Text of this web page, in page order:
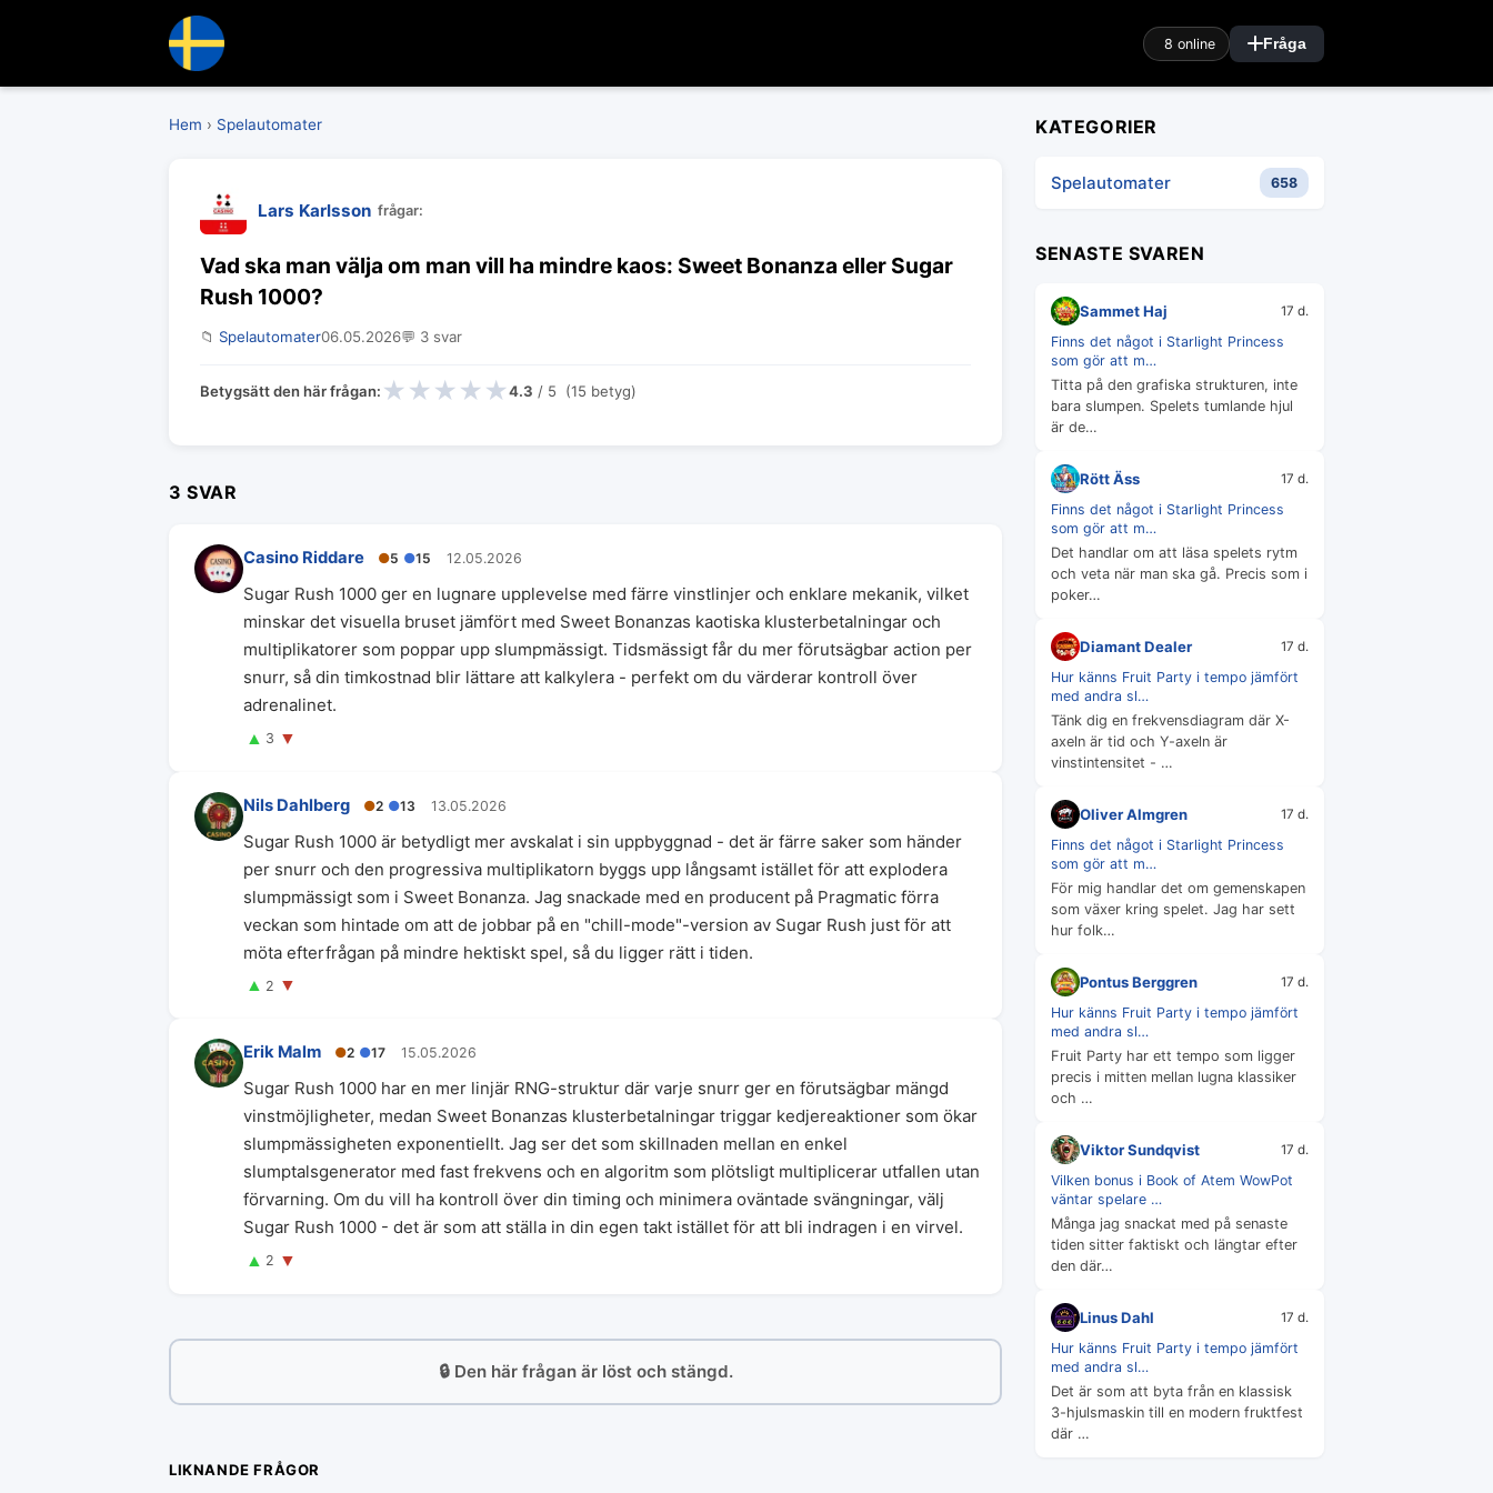
8 online Fråga
Hem › Spelautomater
Lars Karlsson frågar:
Vad ska man välja om man vill ha mindre kaos: Sweet Bonanza eller Sugar
Rush 1000?
📁 Spelautomater06.05.2026💬 3 svar
Betygsätt den här frågan: ★ ★ ★ ★ ★4.3 / 5 (15 betyg)
3 SVAR
Casino Riddare ●5 ●15 12.05.2026
Sugar Rush 1000 ger en lugnare upplevelse med färre vinstlinjer och enklare mekanik, vilket
minskar det visuella bruset jämfört med Sweet Bonanzas kaotiska klusterbetalningar och
multiplikatorer som poppar upp slumpmässigt. Tidsmässigt får du mer förutsägbar action per
snurr, så din timkostnad blir lättare att kalkylera - perfekt om du värderar kontroll över
adrenalinet.
▲ 3 ▼
Nils Dahlberg ●2 ●13 13.05.2026
Sugar Rush 1000 är betydligt mer avskalat i sin uppbyggnad - det är färre saker som händer
per snurr och den progressiva multiplikatorn byggs upp långsamt istället för att explodera
slumpmässigt som i Sweet Bonanza. Jag snackade med en producent på Pragmatic förra
veckan som hintade om att de jobbar på en "chill-mode"-version av Sugar Rush just för att
möta efterfrågan på mindre hektiskt spel, så du ligger rätt i tiden.
▲ 2 ▼
Erik Malm ●2 ●17 15.05.2026
Sugar Rush 1000 har en mer linjär RNG-struktur där varje snurr ger en förutsägbar mängd
vinstmöjligheter, medan Sweet Bonanzas klusterbetalningar triggar kedjereaktioner som ökar
slumpmässigheten exponentiellt. Jag ser det som skillnaden mellan en enkel
slumptalsgenerator med fast frekvens och en algoritm som plötsligt multiplicerar utfallen utan
förvarning. Om du vill ha kontroll över din timing och minimera oväntade svängningar, välj
Sugar Rush 1000 - det är som att ställa in din egen takt istället för att bli indragen i en virvel.
▲ 2 ▼
🔒 Den här frågan är löst och stängd.
LIKNANDE FRÅGOR
KATEGORIER
Spelautomater 658
SENASTE SVAREN
Sammet Haj 17 d.
Finns det något i Starlight Princess
som gör att m…
Titta på den grafiska strukturen, inte
bara slumpen. Spelets tumlande hjul
är de…
Rött Äss 17 d.
Finns det något i Starlight Princess
som gör att m…
Det handlar om att läsa spelets rytm
och veta när man ska gå. Precis som i
poker…
Diamant Dealer 17 d.
Hur känns Fruit Party i tempo jämfört
med andra sl…
Tänk dig en frekvensdiagram där X-
axeln är tid och Y-axeln är
vinstintensitet - …
Oliver Almgren 17 d.
Finns det något i Starlight Princess
som gör att m…
För mig handlar det om gemenskapen
som växer kring spelet. Jag har sett
hur folk…
Pontus Berggren 17 d.
Hur känns Fruit Party i tempo jämfört
med andra sl…
Fruit Party har ett tempo som ligger
precis i mitten mellan lugna klassiker
och …
Viktor Sundqvist 17 d.
Vilken bonus i Book of Atem WowPot
väntar spelare …
Många jag snackat med på senaste
tiden sitter faktiskt och längtar efter
den där…
Linus Dahl 17 d.
Hur känns Fruit Party i tempo jämfört
med andra sl…
Det är som att byta från en klassisk
3-hjulsmaskin till en modern fruktfest
där …